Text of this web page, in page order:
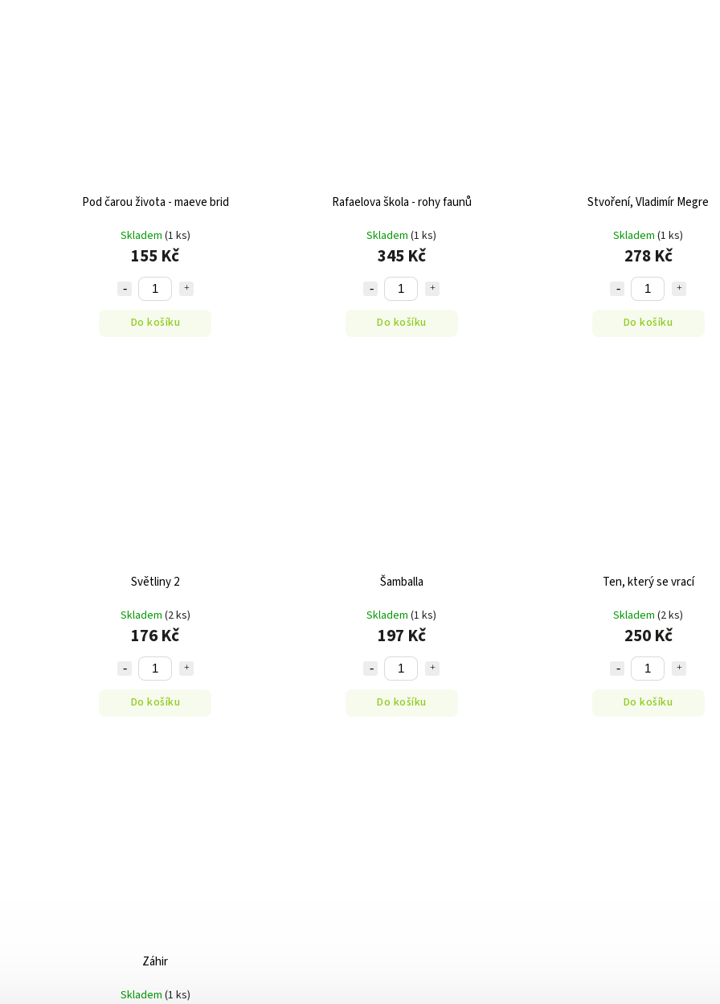
Pod čarou života - maeve brid
Skladem (1 ks)
155 Kč
Do košíku
Rafaelova škola - rohy faunů
Skladem(1 ks)
345 Kč
Do košíku
Stvoření, Vladimír Megre
Skladem(1 ks)
278 Kč
Do košíku
Světliny 2
Skladem (2 ks)
176 Kč
Do košíku
Šamballa
Skladem(1 ks)
197 Kč
Do košíku
Ten, který se vrací
Skladem(2 ks)
250 Kč
Do košíku
Záhir
Skladem (1 ks)